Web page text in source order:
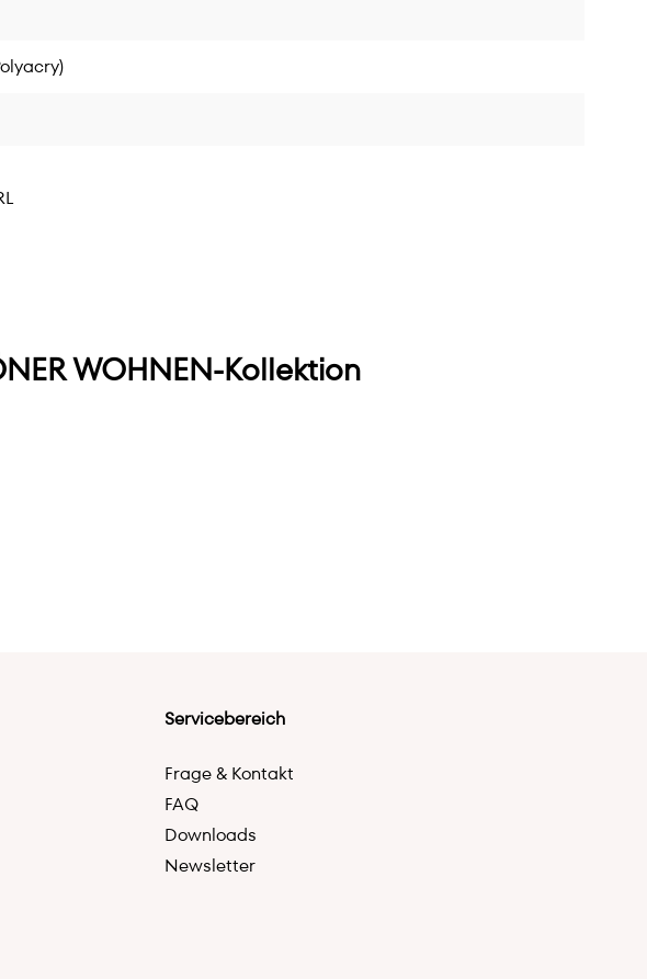
WOHNEN-Kollektion
Servicebereich
Frage & Kontakt
FAQ
Downloads
Newsletter